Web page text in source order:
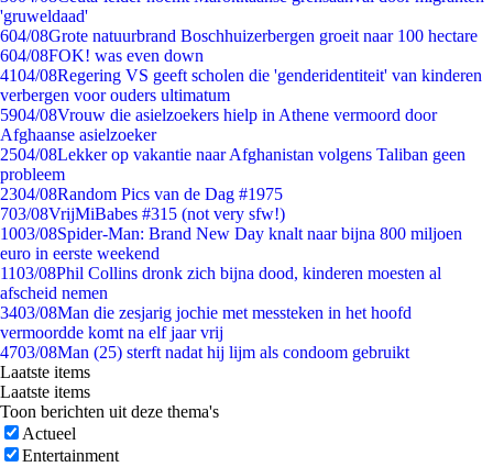
'gruweldaad'
604/08Grote natuurbrand Boschhuizerbergen groeit naar 100 hectare
604/08FOK! was even down
4104/08Regering VS geeft scholen die 'genderidentiteit' van kinderen
verbergen voor ouders ultimatum
5904/08Vrouw die asielzoekers hielp in Athene vermoord door
Afghaanse asielzoeker
2504/08Lekker op vakantie naar Afghanistan volgens Taliban geen
probleem
2304/08Random Pics van de Dag #1975
703/08VrijMiBabes #315 (not very sfw!)
1003/08Spider-Man: Brand New Day knalt naar bijna 800 miljoen
euro in eerste weekend
1103/08Phil Collins dronk zich bijna dood, kinderen moesten al
afscheid nemen
3403/08Man die zesjarig jochie met messteken in het hoofd
vermoordde komt na elf jaar vrij
4703/08Man (25) sterft nadat hij lijm als condoom gebruikt
Laatste items
Laatste items
Toon berichten uit deze thema's
Actueel
Entertainment